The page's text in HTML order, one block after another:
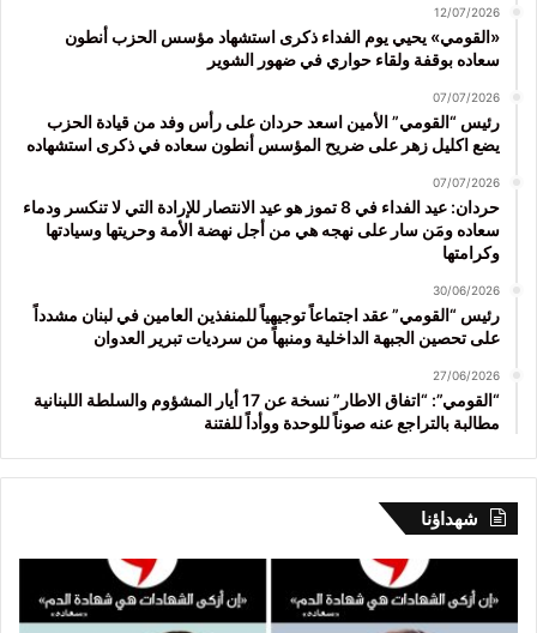
12/07/2026
«القومي» يحيي يوم الفداء ذكرى استشهاد مؤسس الحزب أنطون
سعاده بوقفة ولقاء حواري في ضهور الشوير
07/07/2026
رئيس “القومي” الأمين اسعد حردان على رأس وفد من قيادة الحزب
يضع اكليل زهر على ضريح المؤسس أنطون سعاده في ذكرى استشهاده
07/07/2026
حردان: عيد الفداء في 8 تموز هو عيد الانتصار للإرادة التي لا تنكسر ودماء
سعاده ومَن سار على نهجه هي من أجل نهضة الأمة وحريتها وسيادتها
وكرامتها
30/06/2026
رئيس “القومي” عقد اجتماعاً توجيهياً للمنفذين العامين في لبنان مشدداً
على تحصين الجبهة الداخلية ومنبهاً من سرديات تبرير العدوان
27/06/2026
“القومي”: “اتفاق الاطار” نسخة عن 17 أيار المشؤوم والسلطة اللبنانية
مطالبة بالتراجع عنه صوناً للوحدة ووأداً للفتنة
شهداؤنا